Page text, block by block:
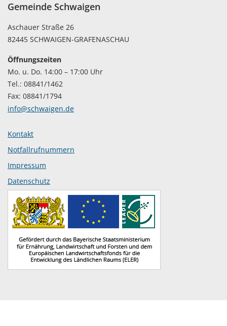
Gemeinde Schwaigen
Aschauer Straße 26
82445 SCHWAIGEN-GRAFENASCHAU
Öffnungszeiten
Mo. u. Do. 14:00 – 17:00 Uhr
Tel.: 08841/1462
Fax: 08841/1794
info@schwaigen.de
Kontakt
Notfallrufnummern
Impressum
Datenschutz